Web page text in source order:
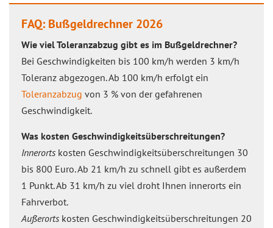
FAQ: Bußgeldrechner 2026
Wie viel Toleranzabzug gibt es im Bußgeldrechner?
Bei Geschwindigkeiten bis 100 km/h werden 3 km/h
Toleranz abgezogen. Ab 100 km/h erfolgt ein
Toleranzabzug von 3 % von der gefahrenen
Geschwindigkeit.
Was kosten Geschwindigkeitsüberschreitungen?
Innerorts kosten Geschwindigkeitsüberschreitungen 30
bis 800 Euro. Ab 21 km/h zu schnell gibt es außerdem
1 Punkt. Ab 31 km/h zu viel droht Ihnen innerorts ein
Fahrverbot.
Außerorts kosten Geschwindigkeitsüberschreitungen 20